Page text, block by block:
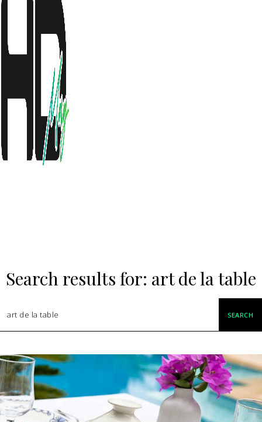
Search results for: art de la table
SEARCH